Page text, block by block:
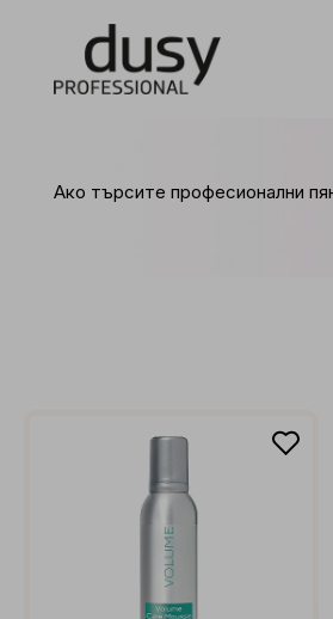
Ако търсите професионални